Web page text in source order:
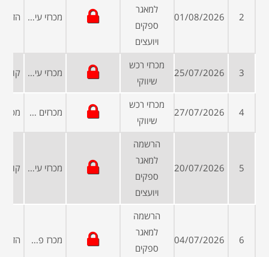
2
01/08/2026
למאגר
ספקים
ויועצים
מכרזי עיריות ומועצות
3
25/07/2026
מכרזי רכש
שיווקי
מכרזי עיריות ומועצות
4
27/07/2026
מכרזי רכש
שיווקי
מכרזים פומביים
5
20/07/2026
הרשמה
למאגר
ספקים
ויועצים
מכרזי עיריות ומועצות
6
04/07/2026
הרשמה
למאגר
ספקים
מכרז פרטי